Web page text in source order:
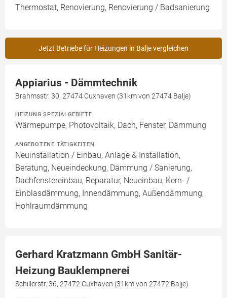
Thermostat, Renovierung, Renovierung / Badsanierung
Jetzt Betriebe für Heizungen in Balje vergleichen
Appiarius - Dämmtechnik
Brahmsstr. 30, 27474 Cuxhaven (31km von 27474 Balje)
HEIZUNG SPEZIALGEBIETE
Wärmepumpe, Photovoltaik, Dach, Fenster, Dämmung
ANGEBOTENE TÄTIGKEITEN
Neuinstallation / Einbau, Anlage & Installation,
Beratung, Neueindeckung, Dämmung / Sanierung,
Dachfenstereinbau, Reparatur, Neueinbau, Kern- /
Einblasdämmung, Innendämmung, Außendämmung,
Hohlraumdämmung
Gerhard Kratzmann GmbH Sanitär-
Heizung Bauklempnerei
Schillerstr. 36, 27472 Cuxhaven (31km von 27472 Balje)